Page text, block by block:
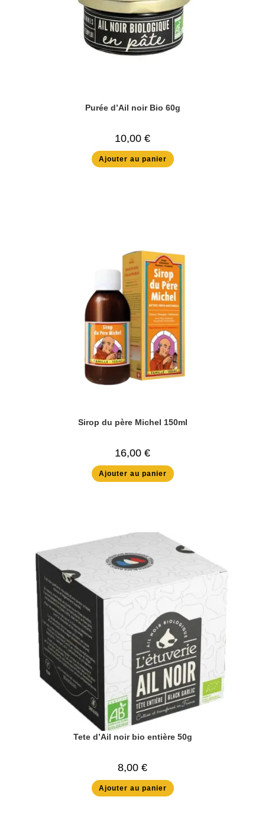
Purée d’Ail noir Bio 60g
10,00 €
Ajouter au panier
Sirop du père Michel 150ml
16,00 €
Ajouter au panier
Tete d’Ail noir bio entière 50g
8,00 €
Ajouter au panier